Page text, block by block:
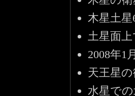
木星土
土星面
2008年1
天王星
水星で